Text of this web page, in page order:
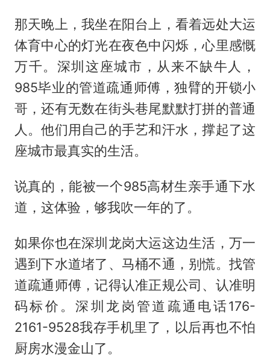
那天晚上，我坐在阳台上，看着远处大运
体育中心的灯光在夜色中闪烁，心里感慨
万千。深圳这座城市，从来不缺牛人，
985毕业的管道疏通师傅，独臂的开锁小
哥，还有无数在街头巷尾默默打拼的普通
人。他们用自己的手艺和汗水，撑起了这
座城市最真实的生活。
说真的，能被一个985高材生亲手通下水
道，这体验，够我吹一年的了。
如果你也在深圳龙岗大运这边生活，万一
遇到下水道堵了、马桶不通，别慌。找管
道疏通师傅，记得认准正规公司、认准明
码标价。深圳龙岗管道疏通电话176-
2161-9528我存手机里了，以后再也不怕
厨房水漫金山了。